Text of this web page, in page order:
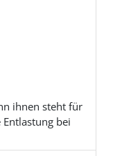
ihnen steht für
bei